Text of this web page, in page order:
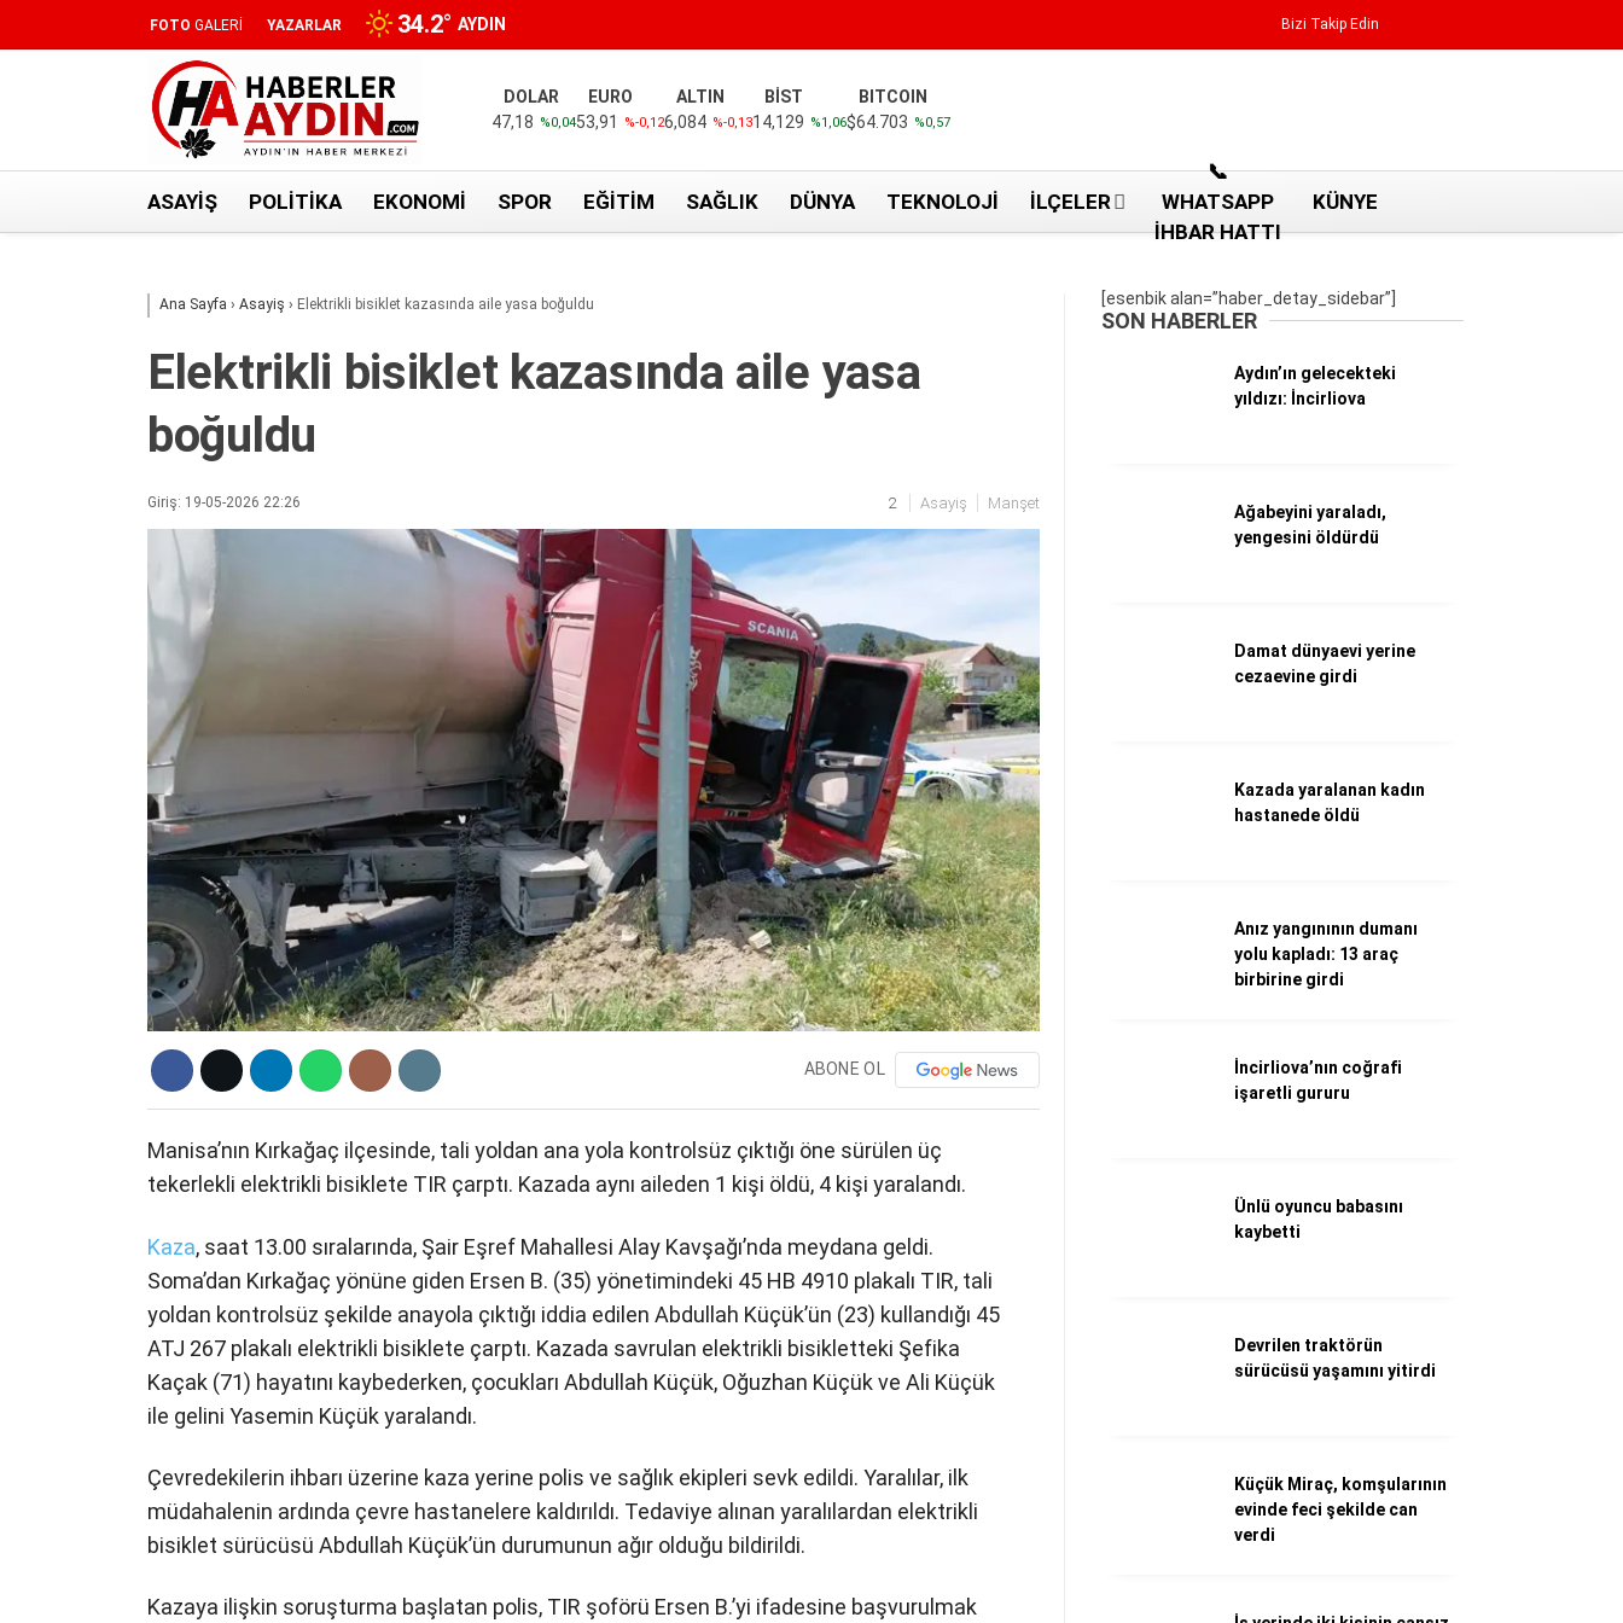
Aydın nöbetçi eczaneler
Aydın Sinema salonları
Künye
Nöbetçi Eczaneler
FOTO GALERİ YAZARLAR 34.2° AYDIN Bizi Takip Edin
DOLAR
47,18 %0,04
EURO
53,91
%-0,12
ALTIN
6,084 %-0,13
BİST
14,129 %1,06
BITCOIN
$64.703 %0,57
ASAYIŞ POLITIKA EKONOMI SPOR EĞITIM SAĞLIK DÜNYA TEKNOLOJI İLÇELER
📞
WHATSAPP
İHBAR HATTI
KÜNYE
Ana Sayfa › Asayiş › Elektrikli bisiklet kazasında aile yasa boğuldu
Elektrikli bisiklet kazasında aile yasa
boğuldu
Giriş: 19-05-2026 22:26 2 Asayiş Manşet
ABONE OL
Manisa’nın Kırkağaç ilçesinde, tali yoldan ana yola kontrolsüz çıktığı öne sürülen üç
tekerlekli elektrikli bisiklete TIR çarptı. Kazada aynı aileden 1 kişi öldü, 4 kişi yaralandı.
Kaza, saat 13.00 sıralarında, Şair Eşref Mahallesi Alay Kavşağı’nda meydana geldi.
Soma’dan Kırkağaç yönüne giden Ersen B. (35) yönetimindeki 45 HB 4910 plakalı TIR, tali
yoldan kontrolsüz şekilde anayola çıktığı iddia edilen Abdullah Küçük’ün (23) kullandığı 45
ATJ 267 plakalı elektrikli bisiklete çarptı. Kazada savrulan elektrikli bisikletteki Şefika
Kaçak (71) hayatını kaybederken, çocukları Abdullah Küçük, Oğuzhan Küçük ve Ali Küçük
ile gelini Yasemin Küçük yaralandı.
Çevredekilerin ihbarı üzerine kaza yerine polis ve sağlık ekipleri sevk edildi. Yaralılar, ilk
müdahalenin ardında çevre hastanelere kaldırıldı. Tedaviye alınan yaralılardan elektrikli
bisiklet sürücüsü Abdullah Küçük’ün durumunun ağır olduğu bildirildi.
Kazaya ilişkin soruşturma başlatan polis, TIR şoförü Ersen B.’yi ifadesine başvurulmak
[esenbik alan=”haber_detay_sidebar”]
SON HABERLER
Aydın’ın gelecekteki
yıldızı: İncirliova
Ağabeyini yaraladı,
yengesini öldürdü
Damat dünyaevi yerine
cezaevine girdi
Kazada yaralanan kadın
hastanede öldü
Anız yangınının dumanı
yolu kapladı: 13 araç
birbirine girdi
İncirliova’nın coğrafi
işaretli gururu
Ünlü oyuncu babasını
kaybetti
Devrilen traktörün
sürücüsü yaşamını yitirdi
Küçük Miraç, komşularının
evinde feci şekilde can
verdi